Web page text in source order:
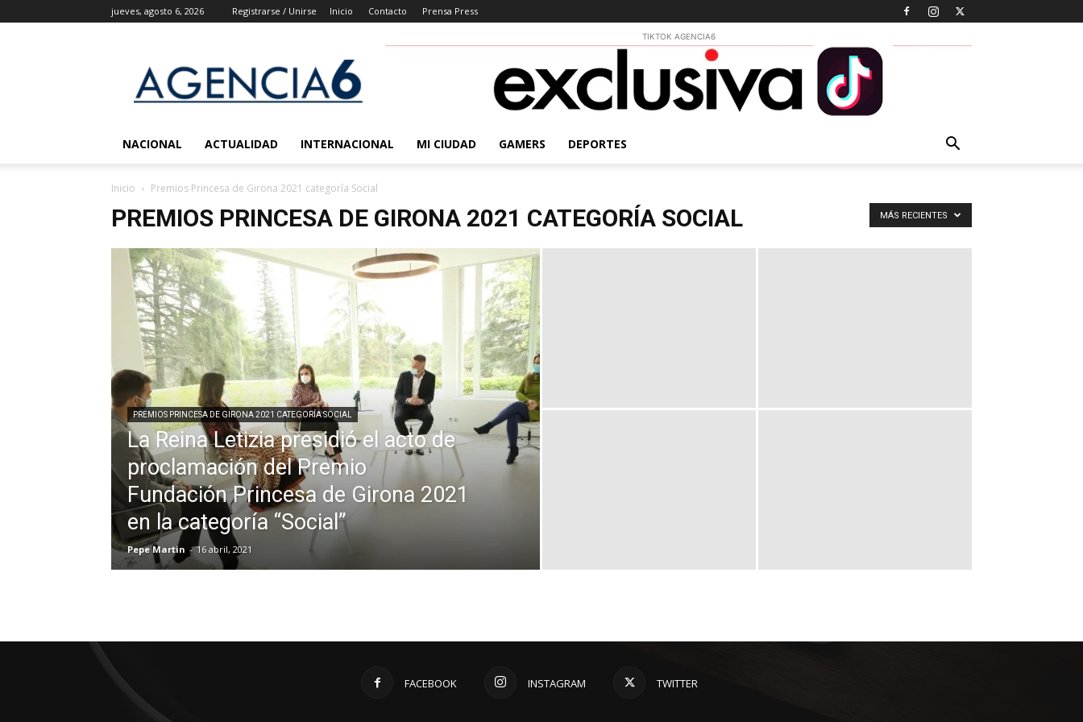
jueves, agosto 6, 2026 Registrarse / Unirse Inicio Contacto Prensa Press
6
Noticias
TIKTOK AGENCIA6
NACIONAL ACTUALIDAD INTERNACIONAL MI CIUDAD GAMERS DEPORTES
Inicio Premios Princesa de Girona 2021 categoría Social
PREMIOS PRINCESA DE GIRONA 2021 CATEGORÍA SOCIAL MÁS RECIENTES
PREMIOS PRINCESA DE GIRONA 2021 CATEGORÍA SOCIAL
La Reina Letizia presidió el acto de
proclamación del Premio
Fundación Princesa de Girona 2021
en la categoría “Social”
Pepe Martin - 16 abril, 2021
FACEBOOK INSTAGRAM TWITTER